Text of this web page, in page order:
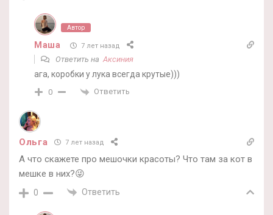
Автор
Маша 7 лет назад
Ответить наАксиния
ага, коробки у лука всегда крутые)))
0 Ответить
Ольга 7 лет назад
А что скажете про мешочки красоты? Что там за кот в
мешке в них?😜
0 Ответить